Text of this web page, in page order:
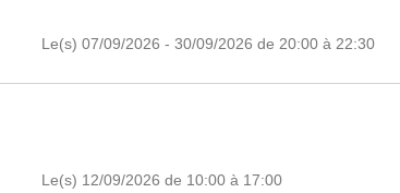
Le(s) 07/09/2026 - 30/09/2026 de 20:00 à 22:30
Le(s) 12/09/2026 de 10:00 à 17:00